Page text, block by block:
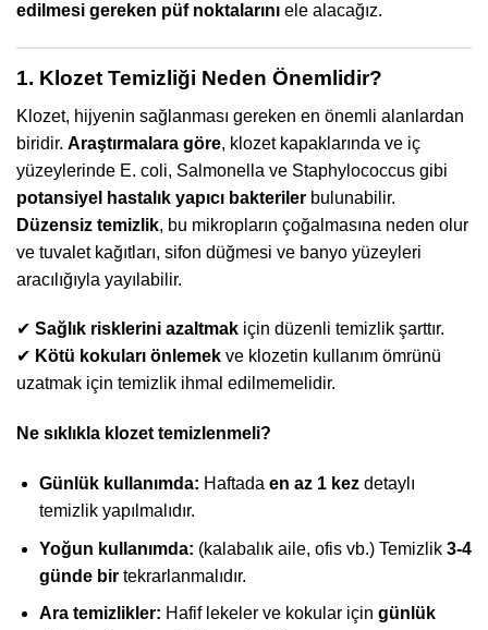
edilmesi gereken püf noktalarını ele alacağız.
1. Klozet Temizliği Neden Önemlidir?
Klozet, hijyenin sağlanması gereken en önemli alanlardan
biridir. Araştırmalara göre, klozet kapaklarında ve iç
yüzeylerinde E. coli, Salmonella ve Staphylococcus gibi
potansiyel hastalık yapıcı bakteriler bulunabilir.
Düzensiz temizlik, bu mikropların çoğalmasına neden olur
ve tuvalet kağıtları, sifon düğmesi ve banyo yüzeyleri
aracılığıyla yayılabilir.
✔ Sağlık risklerini azaltmak için düzenli temizlik şarttır.
✔ Kötü kokuları önlemek ve klozetin kullanım ömrünü
uzatmak için temizlik ihmal edilmemelidir.
Ne sıklıkla klozet temizlenmeli?
Günlük kullanımda: Haftada en az 1 kezdetaylı
temizlik yapılmalıdır.
Yoğun kullanımda: (kalabalık aile, ofis vb.) Temizlik 3-4
günde birtekrarlanmalıdır.
Ara temizlikler: Hafif lekeler ve kokular için günlük